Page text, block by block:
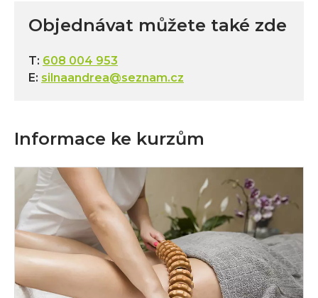
Objednávat můžete také zde
T: 608 004 953
E: silnaandrea@seznam.cz
Informace ke kurzům